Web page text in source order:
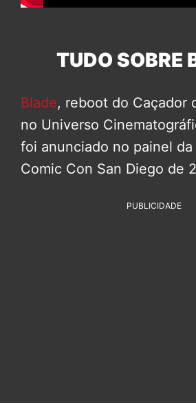
TUDO SOBRE
Blade, reboot do Caçador
no Universo
foi anunciado no painel da
Comic Con San Diego de
PUBLICIDADE